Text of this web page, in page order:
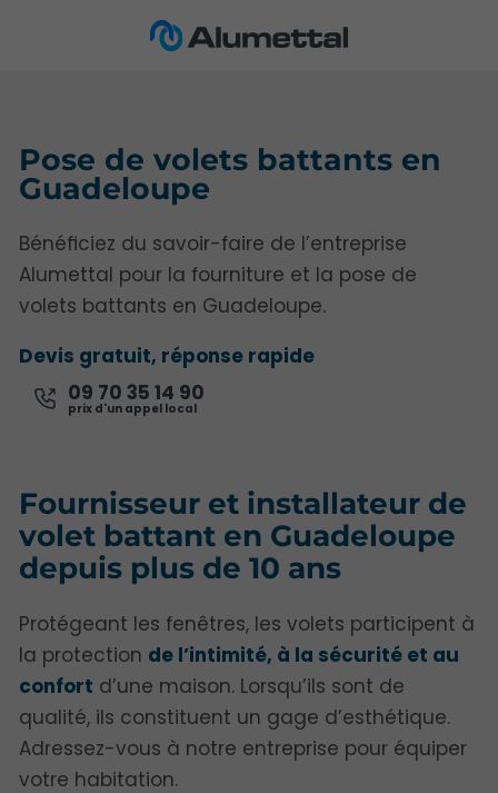
Pose de volets battants en
Guadeloupe
Bénéficiez du savoir-faire de l’entreprise
Alumettal pour la fourniture et la pose de
volets battants en Guadeloupe.
Devis gratuit, réponse rapide
09 70 35 14 90
Fournisseur et installateur de
volet battant en Guadeloupe
depuis plus de 10 ans
Protégeant les fenêtres, les volets participent à
la protection de l’intimité, à la sécurité et au
confort d’une maison. Lorsqu’ils sont de
qualité, ils constituent un gage d’esthétique.
Adressez-vous à notre entreprise pour équiper
votre habitation.